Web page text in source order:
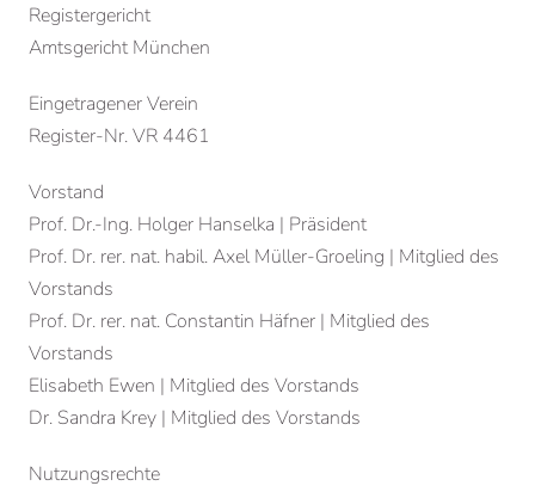
Registergericht
Amtsgericht München
Eingetragener Verein
Register-Nr. VR 4461
Vorstand
Prof. Dr.-Ing. Holger Hanselka | Präsident
Prof. Dr. rer. nat. habil. Axel Müller-Groeling | Mitglied des
Vorstands
Prof. Dr. rer. nat. Constantin Häfner | Mitglied des
Vorstands
Elisabeth Ewen | Mitglied des Vorstands
Dr. Sandra Krey | Mitglied des Vorstands
Nutzungsrechte